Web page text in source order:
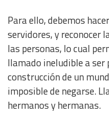
Para ello, debemos
servidores, y reconocer
las personas, lo cual
llamado ineludible a ser
construcción de un
imposible de negarse.
hermanos y hermanas.